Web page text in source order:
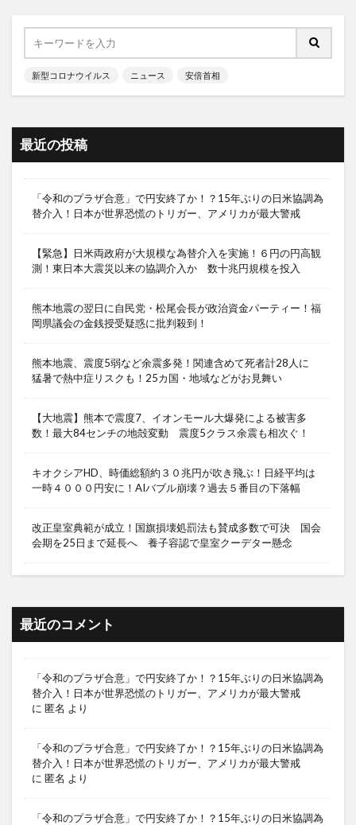
新型コロナウイルス ニュース 安倍首相
最近の投稿
「令和のプラザ合意」で円安終了か！？15年ぶりの日米協調為
替介入！日本が世界恐慌のトリガー、アメリカが最大警戒
【緊急】日米両政府が大規模な為替介入を実施！６円の円高観
測！東日本大震災以来の協調介入か 数十兆円規模を投入
熊本地震の翌日に自民党・松尾会長が政治資金パーティー！福
岡県議会の金銭授受疑惑に批判殺到！
熊本地震、震度5弱など余震多発！関連含めて死者計28人に
猛暑で熱中症リスクも！25カ国・地域などがお見舞い
【大地震】熊本で震度7、イオンモール大爆発による被害多
数！最大84センチの地殻変動 震度5クラス余震も相次ぐ！
キオクシアHD、時価総額約３０兆円が吹き飛ぶ！日経平均は
一時４０００円安に！AIバブル崩壊？過去５番目の下落幅
改正皇室典範が成立！国旗損壊処罰法も賛成多数で可決 国会
会期を25日まで延長へ 養子容認で皇室クーデター懸念
最近のコメント
「令和のプラザ合意」で円安終了か！？15年ぶりの日米協調為
替介入！日本が世界恐慌のトリガー、アメリカが最大警戒
に 匿名 より
「令和のプラザ合意」で円安終了か！？15年ぶりの日米協調為
替介入！日本が世界恐慌のトリガー、アメリカが最大警戒
に 匿名 より
「令和のプラザ合意」で円安終了か！？15年ぶりの日米協調為